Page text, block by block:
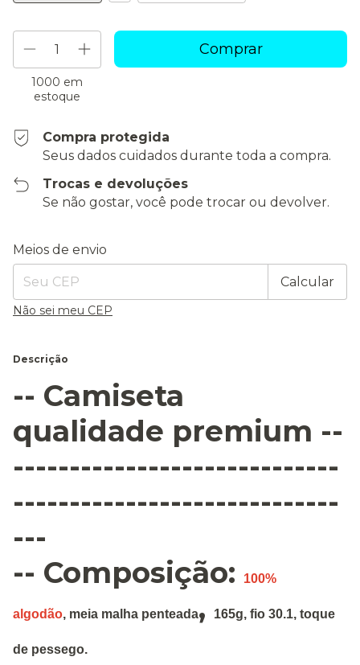
1000 em
estoque
Compra protegida
Seus dados cuidados durante toda a compra.
Trocas e devoluções
Se não gostar, você pode trocar ou devolver.
Entregas para o CEP:
Meios de envio
Calcular
Não sei meu CEP
Descrição
-- Camiseta
qualidade premium --
-----------------------------
-----------------------------
---
-- Composição:
100%
algodão, meia malha penteada, 165g, fio 30.1, toque
de pessego.